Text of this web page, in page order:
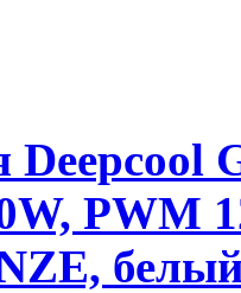
Deepcool
PWM